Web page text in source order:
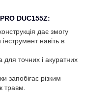
DUC155Z:
дає змогу
навіть в
точних і акуратних
запобігає різким
травм.